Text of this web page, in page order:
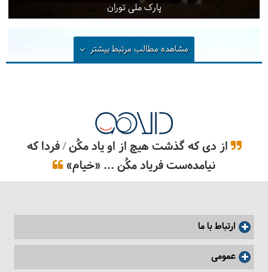
پارک ملی توران
مشاهده مطالب مرتبطبیشتر
از دی که گذشت هیچ از او یاد مکُن / فردا که
نیامده‌ست فریاد مکُن ... «خیام»
ارتباط با ما
عمومی